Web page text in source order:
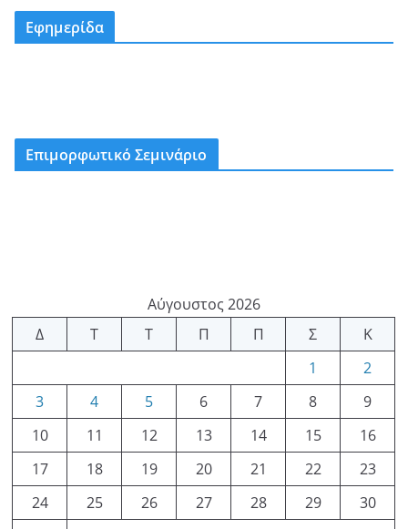
Εφημερίδα
Επιμορφωτικό Σεμινάριο
Αύγουστος 2026
Δ
Τ Τ Π Π Σ
Κ
1
2
3
4 5 6 7 8
9
10
11 12 13 14 15
16
17
18 19 20 21 22
23
24
25 26 27 28 29
30